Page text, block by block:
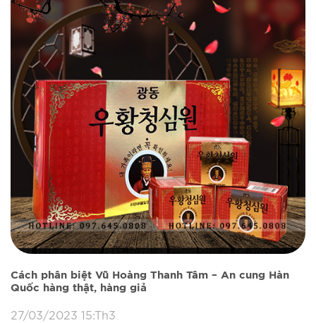
Cách phân biệt Vũ Hoàng Thanh Tâm – An cung Hàn
Quốc hàng thật, hàng giả
27/03/2023 15:Th3